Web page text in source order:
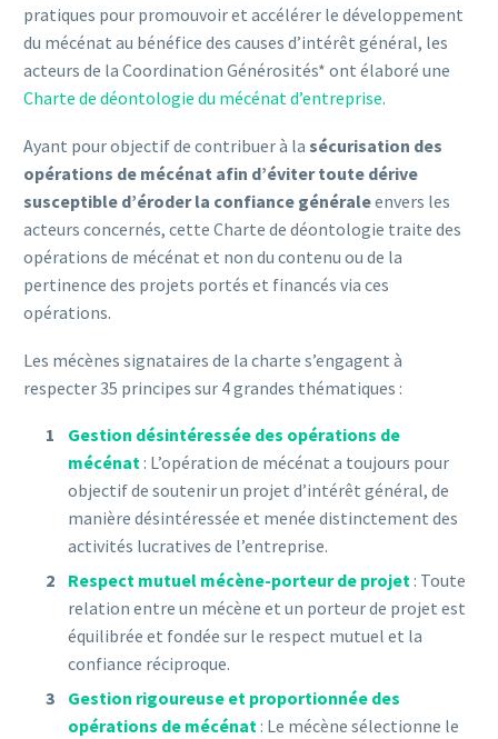
pratiques pour promouvoir et accélérer le développement
du mécénat au bénéfice des causes d’intérêt général, les
acteurs de la Coordination Générosités* ont élaboré une
Charte de déontologie du mécénat d’entreprise.
Ayant pour objectif de contribuer à la sécurisation des
opérations de mécénat afin d’éviter toute dérive
susceptible d’éroder la confiance généraleenvers les
acteurs concernés, cette Charte de déontologie traite des
opérations de mécénat et non du contenu ou de la
pertinence des projets portés et financés via ces
opérations.
Les mécènes signataires de la charte s’engagent à
respecter 35 principes sur 4 grandes thématiques :
Gestion désintéressée des opérations de
mécénat : L’opération de mécénat a toujours pour
objectif de soutenir un projet d’intérêt général, de
manière désintéressée et menée distinctement des
activités lucratives de l’entreprise.
Respect mutuel mécène-porteur de projet : Toute
relation entre un mécène et un porteur de projet est
équilibrée et fondée sur le respect mutuel et la
confiance réciproque.
Gestion rigoureuse et proportionnée des
opérations de mécénat : Le mécène sélectionne le